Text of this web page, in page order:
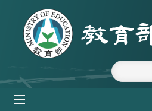
跳到主要內容區塊